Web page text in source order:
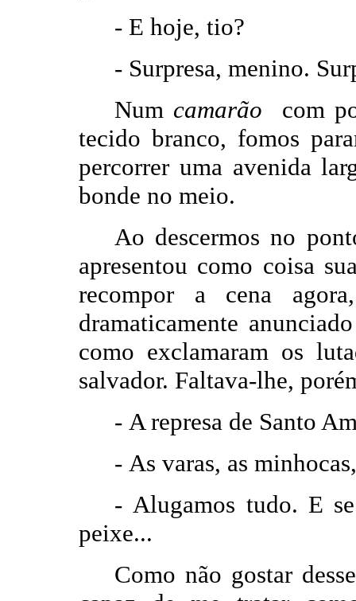
- E hoje, tio?
- Surpresa, menino.
Num camarão
com
tecido branco, fomos
percorrer uma avenida
bonde no meio.
Ao descermos no
apresentou como coisa
recompor a cena
dramaticamente
como exclamaram os
salvador. Faltava-lhe,
- A represa de Santo
- As varas, as
- Alugamos tudo. E
peixe...
Como não gostar